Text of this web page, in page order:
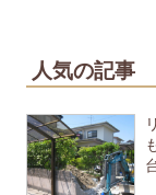
人気の記事